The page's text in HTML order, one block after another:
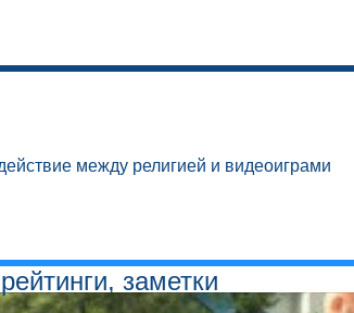
между религией и видеоиграми
заметки